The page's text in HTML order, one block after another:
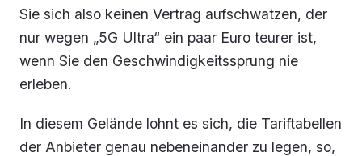
Sie sich also keinen Vertrag aufschwatzen, der
nur wegen „5G Ultra“ ein paar Euro teurer ist,
wenn Sie den Geschwindigkeitssprung nie
erleben.
In diesem Gelände lohnt es sich, die Tariftabellen
der Anbieter genau nebeneinander zu legen, so,